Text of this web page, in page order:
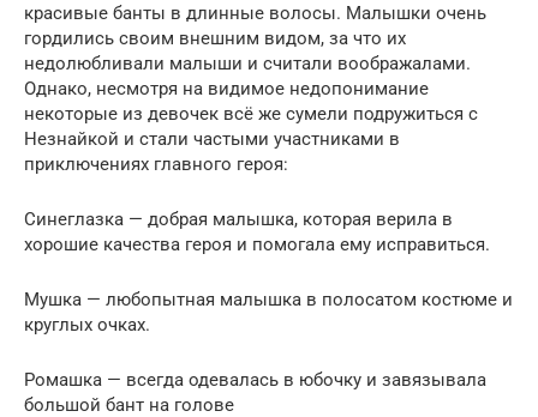
красивые банты в длинные волосы. Малышки очень
гордились своим внешним видом, за что их
недолюбливали малыши и считали воображалами.
Однако, несмотря на видимое недопонимание
некоторые из девочек всё же сумели подружиться с
Незнайкой и стали частыми участниками в
приключениях главного героя:
Синеглазка — добрая малышка, которая верила в
хорошие качества героя и помогала ему исправиться.
Мушка — любопытная малышка в полосатом костюме и
круглых очках.
Ромашка — всегда одевалась в юбочку и завязывала
большой бант на голове